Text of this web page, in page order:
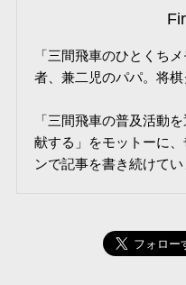
「三間飛車のひとくち
者、兼二児のパパ。将棋
「三間飛車の普及活動
献する」をモットーに
ンで記事を書き続けてい